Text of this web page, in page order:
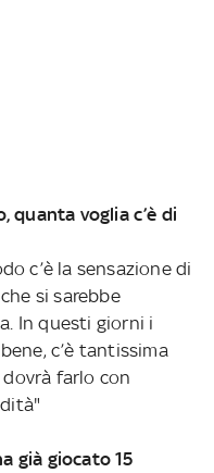
quanta voglia c’è di
c’è la sensazione di
si sarebbe
In questi giorni i
c’è tantissima
farlo con
già giocato 15